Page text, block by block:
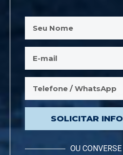
SOLICITAR
OU